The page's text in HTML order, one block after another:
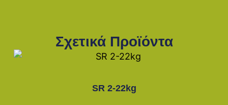
Σχετικά Προϊόντα
SR 2-22kg